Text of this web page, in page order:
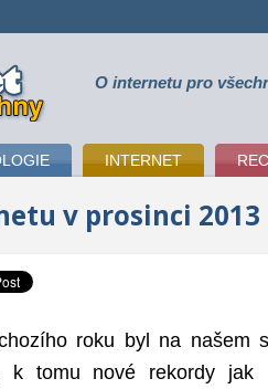
O internetu pro
INTERNET
v prosinci 2013
roku byl na našem
tomu nové rekordy jak